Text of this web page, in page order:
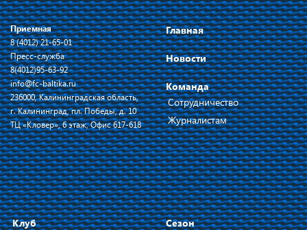
Приемная
8 (4012) 21-65-01
Пресс-служба
8(4012)95-63-92
info@fc-baltika.ru
236000, Калининградская область,
г. Калининград, пл. Победы, д. 10
ТЦ «Кловер», 6 этаж, Офис 617-618
Главная
Новости
Команда
Сотрудничество
Журналистам
Клуб
Сезон